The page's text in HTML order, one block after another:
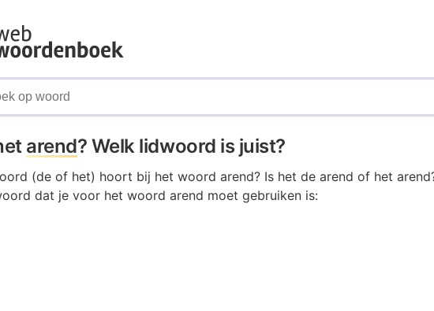
arend? Welk lidwoord is juist?
(de of het) hoort bij het woord arend? Is het de arend of het
dat je voor het woord arend moet gebruiken is: